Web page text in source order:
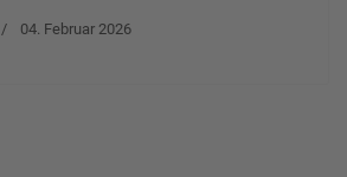
04. Februar 2026